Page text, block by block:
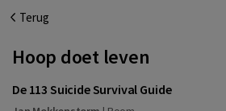
Terug
Hoop doet leven
De 113 Suicide Survival Guide